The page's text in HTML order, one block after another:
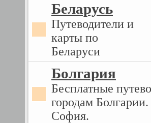
Беларусь
Путеводители и
карты по
Беларуси
Болгария
Бесплатные
городам
София.